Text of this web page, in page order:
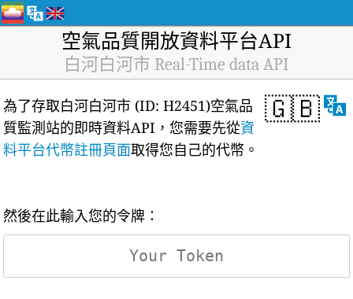
空氣品質開放資料平台API
白河白河市 Real-Time data API
🇬🇧
為了存取白河白河市 (ID: H2451)空氣品
質監測站的即時資料API，您需要先從資
料平台代幣註冊頁面取得您自己的代幣。
然後在此輸入您的令牌：